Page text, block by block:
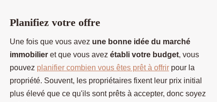
Planifiez votre offre
Une fois que vous avez une bonne idée du marché
immobilier et que vous avez établi votre budget, vous
pouvez planifier combien vous êtes prêt à offrir pour la
propriété. Souvent, les propriétaires fixent leur prix initial
plus élevé que ce qu'ils sont prêts à accepter, donc soyez